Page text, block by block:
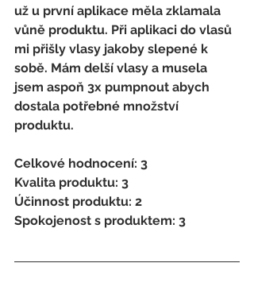
už u první aplikace měla zklamala
vůně produktu. Při aplikaci do vlasů
mi přišly vlasy jakoby slepené k
sobě. Mám delší vlasy a musela
jsem aspoň 3x pumpnout abych
dostala potřebné množství
produktu.
Celkové hodnocení: 3
Kvalita produktu: 3
Účinnost produktu: 2
Spokojenost s produktem: 3